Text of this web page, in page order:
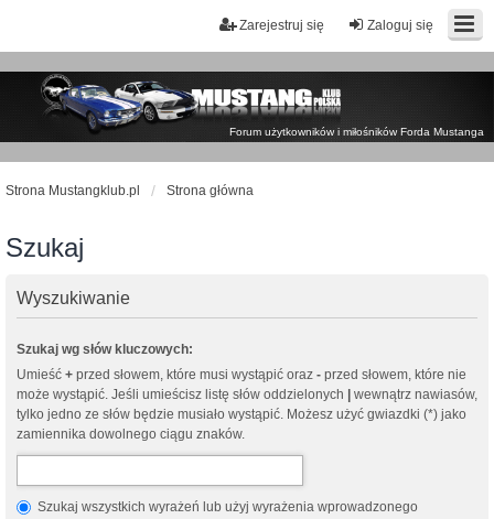
Zaloguj się
Zarejestruj się
Forum użytkowników i miłośników Forda Mustanga
Strona Mustangklub.pl Strona główna
Szukaj
Wyszukiwanie
Szukaj wg słów kluczowych:
Umieść + przed słowem, które musi wystąpić oraz - przed słowem, które nie
może wystąpić. Jeśli umieścisz listę słów oddzielonych | wewnątrz nawiasów,
tylko jedno ze słów będzie musiało wystąpić. Możesz użyć gwiazdki (*) jako
zamiennika dowolnego ciągu znaków.
Szukaj wszystkich wyrażeń lub użyj wyrażenia wprowadzonego